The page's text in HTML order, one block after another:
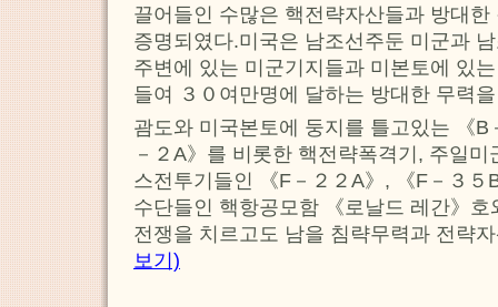
끌어들인 수많은 핵전략자산들과 방대
증명되였다.미국은 남조선주둔 미군과
주변에 있는 미군기지들과 미본토에 있
들여 ３０여만명에 달하는 방대한 무력
괌도와 미국본토에 둥지를 틀고있는 《
－２A》를 비롯한 핵전략폭격기, 주일
스전투기들인 《F－２２A》, 《F－３
수단들인 핵항공모함 《로날드 레간》
전쟁을 치르고도 남을 침략무력과 전략
보기)